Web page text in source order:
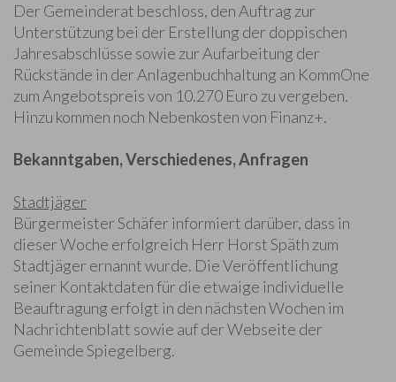
Der Gemeinderat beschloss, den Auftrag zur
Unterstützung bei der Erstellung der doppischen
Jahresabschlüsse sowie zur Aufarbeitung der
Rückstände in der Anlagenbuchhaltung an KommOne
zum Angebotspreis von 10.270 Euro zu vergeben.
Hinzu kommen noch Nebenkosten von Finanz+.
Bekanntgaben, Verschiedenes, Anfragen
Stadtjäger
Bürgermeister Schäfer informiert darüber, dass in
dieser Woche erfolgreich Herr Horst Späth zum
Stadtjäger ernannt wurde. Die Veröffentlichung
seiner Kontaktdaten für die etwaige individuelle
Beauftragung erfolgt in den nächsten Wochen im
Nachrichtenblatt sowie auf der Webseite der
Gemeinde Spiegelberg.